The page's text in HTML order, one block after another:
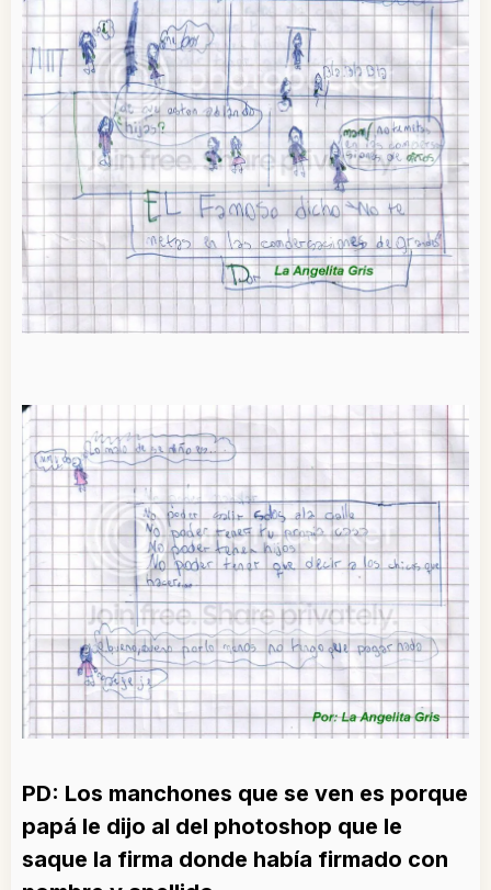
PD: Los manchones que se ven es porque
papá le dijo al del photoshop que le
saque la firma donde había firmado con